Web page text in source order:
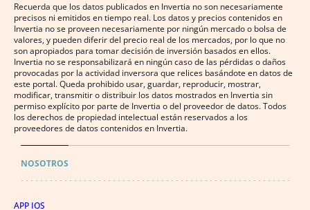
Recuerda que los datos publicados en Invertia no son necesariamente
precisos ni emitidos en tiempo real. Los datos y precios contenidos en
Invertia no se proveen necesariamente por ningún mercado o bolsa de
valores, y pueden diferir del precio real de los mercados, por lo que no
son apropiados para tomar decisión de inversión basados en ellos.
Invertia no se responsabilizará en ningún caso de las pérdidas o daños
provocadas por la actividad inversora que relices basándote en datos de
este portal. Queda prohibido usar, guardar, reproducir, mostrar,
modificar, transmitir o distribuir los datos mostrados en Invertia sin
permiso explícito por parte de Invertia o del proveedor de datos. Todos
los derechos de propiedad intelectual están reservados a los
proveedores de datos contenidos en Invertia.
NOSOTROS
APP IOS